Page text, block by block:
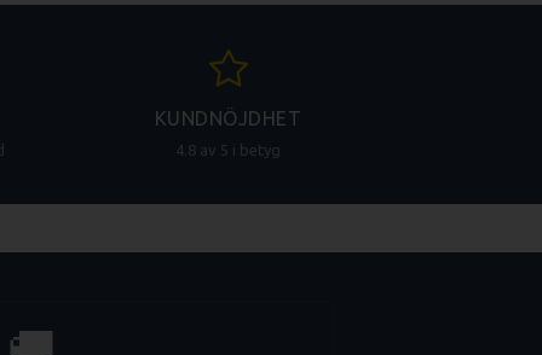
KUNDNÖJDHET
4.8 av 5 i betyg